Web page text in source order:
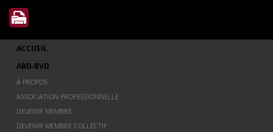
ACCUEIL
ABD-BVD
À PROPOS
ASSOCIATION PROFESSIONNELLE
DEVENIR MEMBRE
DEVENIR MEMBRE COLLECTIF